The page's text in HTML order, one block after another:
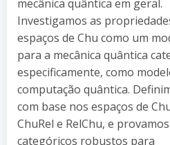
mecânica quântica em geral.
Investigamos as
espaços de Chu como um
para a mecânica quântica
especificamente, como
computação quântica.
com base nos espaços de
ChuRel e RelChu, e
categóricos robustos para